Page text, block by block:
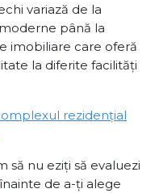
variază de la
până la
imobiliare care oferă
la diferite facilități
rezidențial
să nu eziți să evaluezi
de a-ți alege